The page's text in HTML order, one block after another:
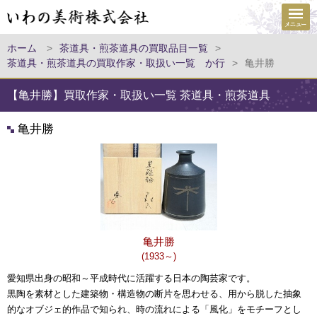
ホーム > 茶道具・煎茶道具の買取品目一覧
>
茶道具・煎茶道具の買取作家・取扱い一覧 か行
> 亀井勝
【亀井勝】買取作家・取扱い一覧 茶道具・煎茶道具
亀井勝
亀井勝
(1933～)
愛知県出身の昭和～平成時代に活躍する日本の陶芸家です。
黒陶を素材とした建築物・構造物の断片を思わせる、用から脱した抽象
的なオブジェ的作品で知られ、時の流れによる「風化」をモチーフとし